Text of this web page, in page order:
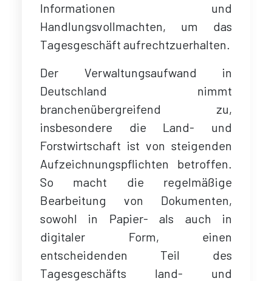
Informationen und
Handlungsvollmachten, um das
Tagesgeschäft aufrechtzuerhalten.
Der Verwaltungsaufwand in
Deutschland nimmt
branchenübergreifend zu,
insbesondere die Land- und
Forstwirtschaft ist von steigenden
Aufzeichnungspflichten betroffen.
So macht die regelmäßige
Bearbeitung von Dokumenten,
sowohl in Papier- als auch in
digitaler Form, einen
entscheidenden Teil des
Tagesgeschäfts land- und